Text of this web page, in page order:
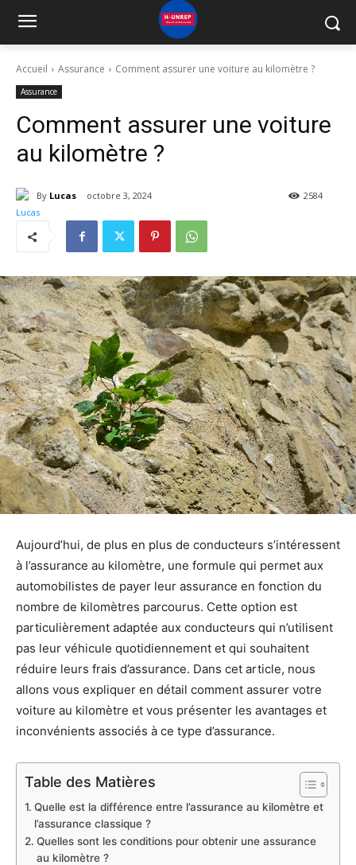
Accueil Assurance Comment assurer une voiture au kilomètre ?
Assurance
Comment assurer une voiture
au kilomètre ?
By Lucas octobre 3, 2024 2584
Aujourd’hui, de plus en plus de conducteurs s’intéressent
à l’assurance au kilomètre, une formule qui permet aux
automobilistes de payer leur assurance en fonction du
nombre de kilomètres parcourus. Cette option est
particulièrement adaptée aux conducteurs qui n’utilisent
pas leur véhicule quotidiennement et qui souhaitent
réduire leurs frais d’assurance. Dans cet article, nous
allons vous expliquer en détail comment assurer votre
voiture au kilomètre et vous présenter les avantages et
inconvénients associés à ce type d’assurance.
Table des Matières
Quelle est la différence entre l’assurance au kilomètre et
l’assurance classique ?
Quelles sont les conditions pour obtenir une assurance
au kilomètre ?